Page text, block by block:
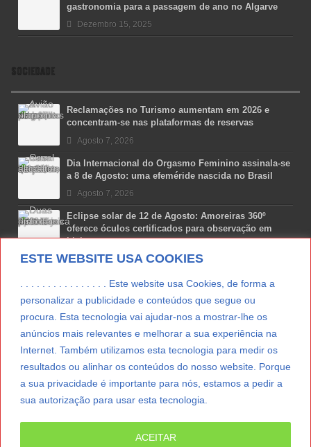
ESTE WEBSITE USA COOKIES
. . . . . . . . . . . . . . . . Este website usa Cookies, de forma a
personalizar a publicidade e conteúdos que segue ou
procura. Esta tecnologia vai ajudar-nos a mostrar-lhe os
anúncios mais relevantes e melhorar a sua experiência na
Internet. Também utilizamos esta tecnologia para medir os
resultados ou alinhar os conteúdos do nosso website. Porque
a sua privacidade é importante para nós, estamos a pedir a
sua autorização para usar esta tecnologia.
ACEITAR
gastronomia para a passagem de ano no Algarve
Dezembro 15, 2025
SOCIEDADE
Reclamações no Turismo aumentam em 2026 e
concentram-se nas plataformas de reservas
Agosto 7, 2026
Dia Internacional do Orgasmo Feminino assinala-se
a 8 de Agosto: uma efeméride nascida no Brasil
Agosto 7, 2026
Eclipse solar de 12 de Agosto: Amoreiras 360º
oferece óculos certificados para observação em
Lisboa
Agosto 7, 2026
Lua Afonso vence prémio internacional de liderança
Agosto 7, 2026
Preparar o carro para as férias de Verão
Agosto 5, 2026